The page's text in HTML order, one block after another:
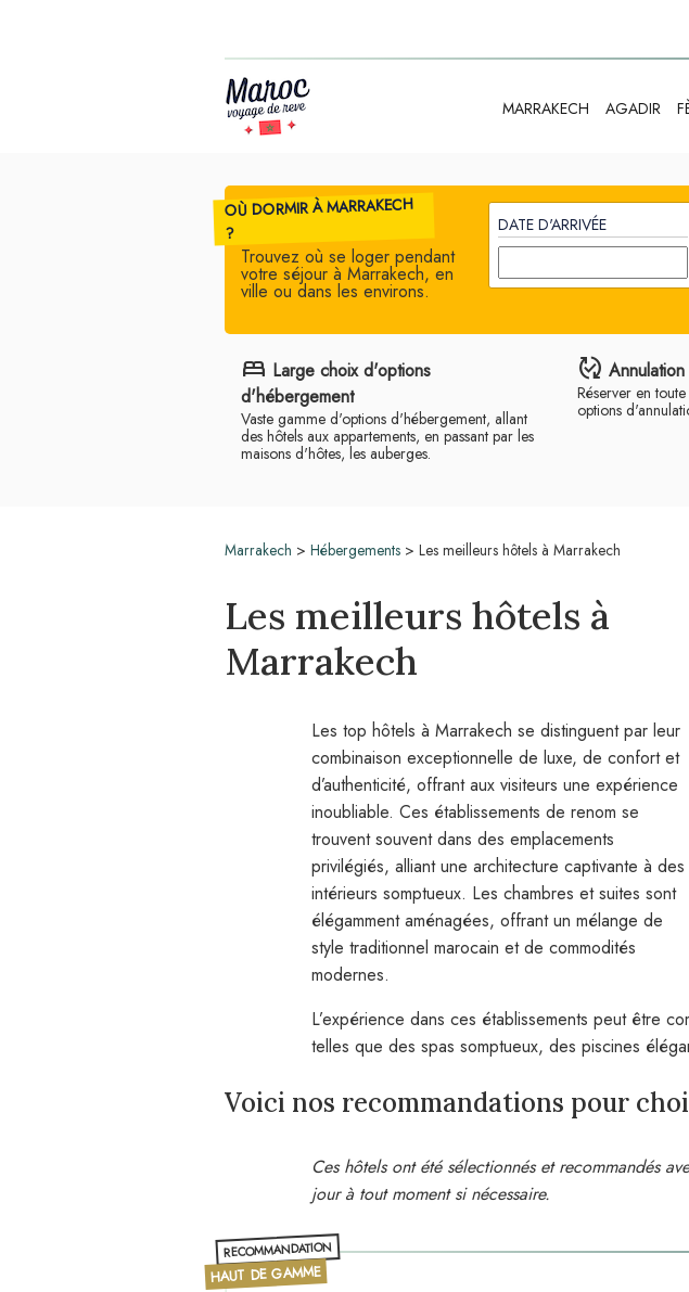
MARRAKECH AGADIR
OÙ DORMIR À MARRAKECH
?
Trouvez où se loger pendant
votre séjour à Marrakech, en
ville ou dans les environs.
DATE D'ARRIVÉE
bed Large choix d'options
d'hébergement
Vaste gamme d'options d'hébergement, allant
des hôtels aux appartements, en passant par les
maisons d'hôtes, les auberges.
published_with_changes
Réserver en
options
Marrakech > Hébergements > Les meilleurs hôtels à Marrakech
Les meilleurs hôtels à
Marrakech
Les top hôtels à Marrakech se distinguent par leur
combinaison exceptionnelle de luxe, de confort et
d’authenticité, offrant aux visiteurs une expérience
inoubliable. Ces établissements de renom se
trouvent souvent dans des emplacements
privilégiés, alliant une architecture captivante à des
intérieurs somptueux. Les chambres et suites sont
élégamment aménagées, offrant un mélange de
style traditionnel marocain et de commodités
modernes.
L’expérience dans ces établissements peut être
telles que des spas somptueux, des piscines
Voici nos recommandations pour
Ces hôtels ont été sélectionnés et recommandés
jour à tout moment si nécessaire.
RECOMMANDATION
HAUT DE GAMME